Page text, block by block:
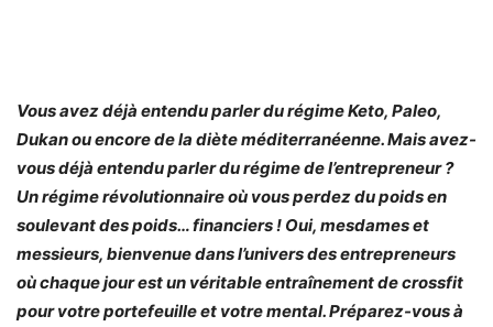
Vous avez déjà entendu parler du régime Keto, Paleo,
Dukan ou encore de la diète méditerranéenne. Mais avez-
vous déjà entendu parler du régime de l’entrepreneur ?
Un régime révolutionnaire où vous perdez du poids en
soulevant des poids… financiers ! Oui, mesdames et
messieurs, bienvenue dans l’univers des entrepreneurs
où chaque jour est un véritable entraînement de crossfit
pour votre portefeuille et votre mental. Préparez-vous à